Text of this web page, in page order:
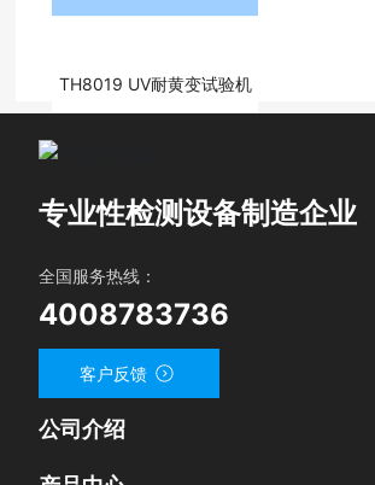
TH8019 UV耐黄变试验机
专业性检测设备制造企业
全国服务热线：
4008783736
客户反馈
公司介绍